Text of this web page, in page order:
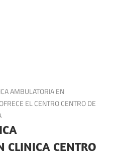
AMBULATORIA EN
EL CENTRO CENTRO DE
CLINICA CENTRO